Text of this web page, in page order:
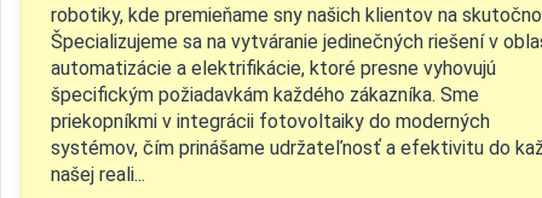
robotiky, kde premieňame sny našich klientov na
Špecializujeme sa na vytváranie jedinečných riešení v
automatizácie a elektrifikácie, ktoré presne vyhovujú
špecifickým požiadavkám každého zákazníka. Sme
priekopníkmi v integrácii fotovoltaiky do moderných
systémov, čím prinášame udržateľnosť a efektivitu do
našej reali...